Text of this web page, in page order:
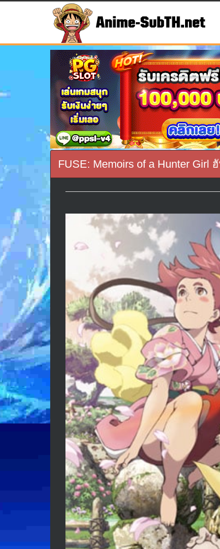
FUSE: Memoirs of a Hunter Girl